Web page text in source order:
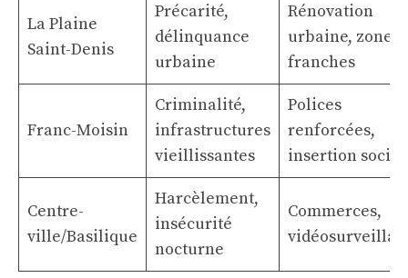
La Plaine
Saint-Denis
Précarité,
délinquance
urbaine
Rénovation
urbaine, zones
franches
Franc-Moisin
Criminalité,
infrastructures
vieillissantes
Polices
renforcées,
insertion
Centre-
ville/Basilique
Harcèlement,
insécurité
nocturne
Commerces,